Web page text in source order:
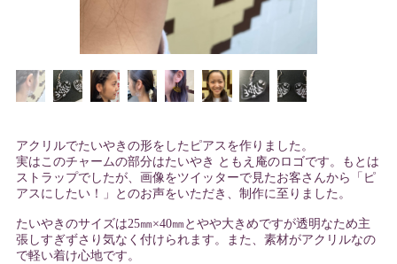
アクリルでたいやきの形をしたピアスを作りました。
実はこのチャームの部分はたいやき ともえ庵のロゴです。もとは
ストラップでしたが、画像をツイッターで見たお客さんから「ピ
アスにしたい！」とのお声をいただき、制作に至りました。
たいやきのサイズは25㎜×40㎜とやや大きめですが透明なため主
張しすぎずさり気なく付けられます。また、素材がアクリルなの
で軽い着け心地です。